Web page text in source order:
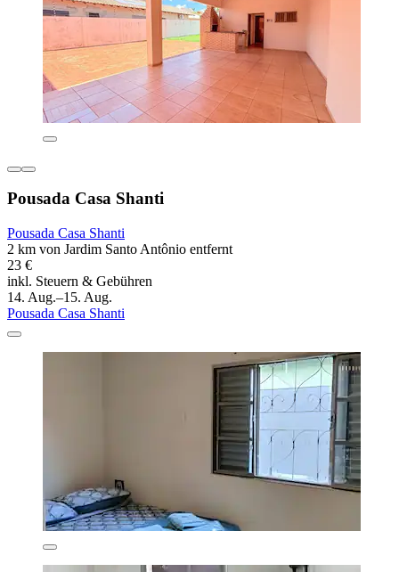
Pousada Casa Shanti
Pousada Casa Shanti
2 km von Jardim Santo Antônio entfernt
23 €
inkl. Steuern & Gebühren
14. Aug.–15. Aug.
Pousada Casa Shanti